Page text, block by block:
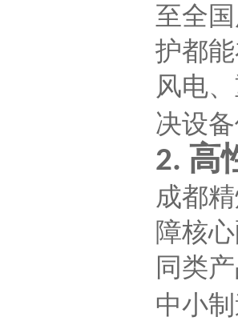
至全
护都
风电
决设
2. 高
成都
障核
同类
中小